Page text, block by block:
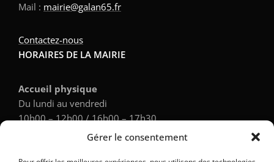
Gérer le consentement
Mail : mairie@galan65.fr
Contactez-nous
HORAIRES DE LA MAIRIE
Accueil physique
Du lundi au vendredi
10h00 – 12h00 / 16h00 – 17h30